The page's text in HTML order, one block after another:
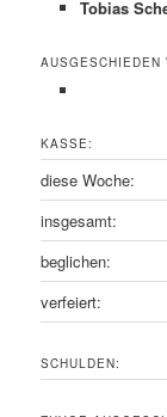
Tobias
AUSGESCHIEDEN
KASSE:
diese Woche:
insgesamt:
beglichen:
verfeiert:
SCHULDEN: